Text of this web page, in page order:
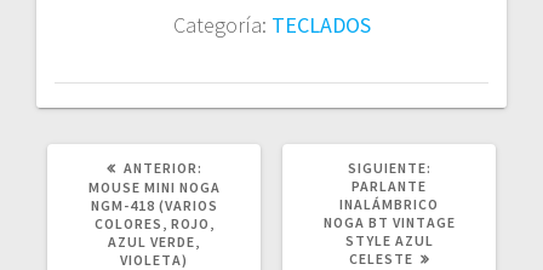
Categoría: TECLADOS
ANTERIOR:
ANTERIOR:
MOUSE MINI NOGA
NGM-418 (VARIOS
COLORES, ROJO,
AZUL VERDE,
VIOLETA)
SIGUIENTE:
PARLANTE
INALÁMBRICO
NOGA BT VINTAGE
STYLE AZUL
CELESTE